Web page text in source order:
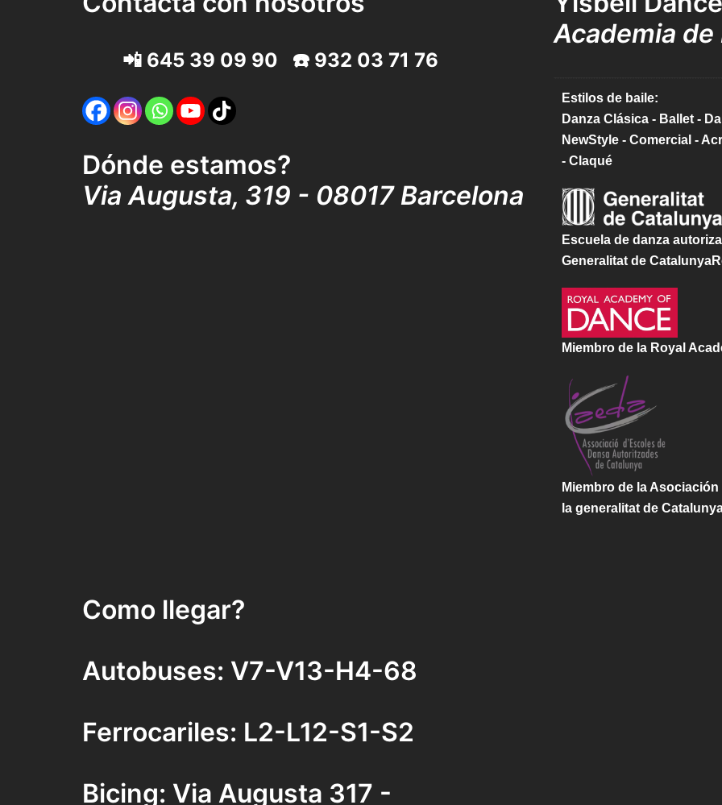
📲 645 39 09 90 ☎️ 932 03 71 76
Dónde estamos?
Via Augusta, 319 - 08017 Barcelona
Como llegar?
Autobuses: V7-V13-H4-68
Ferrocariles: L2-L12-S1-S2
Bicing: Via Augusta 317 -
Academia de
Estilos de baile:
Danza Clásica - Ballet -
NewStyle - Comercial -
- Claqué
Escuela de danza
Generalitat de
Miembro de la Royal
Miembro de la
la generalitat de